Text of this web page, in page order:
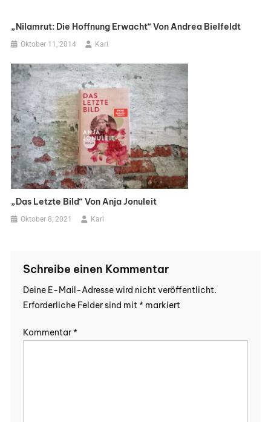
„Nilamrut: Die Hoffnung Erwacht“ Von Andrea Bielfeldt
Oktober 11, 2014 Kari
„Das Letzte Bild“ Von Anja Jonuleit
Oktober 8, 2021 Kari
Schreibe einen Kommentar
Deine E-Mail-Adresse wird nicht veröffentlicht.
Erforderliche Felder sind mit*markiert
Kommentar*